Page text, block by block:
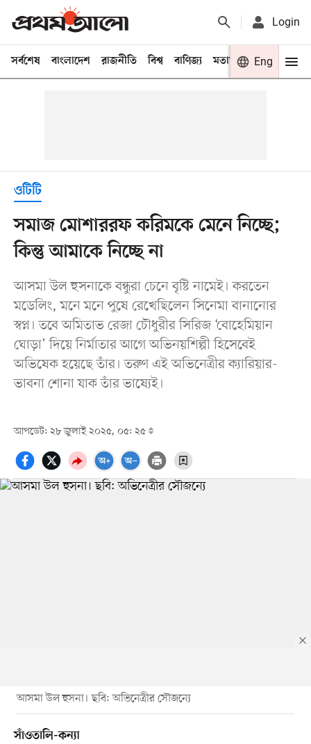
Login
সর্বশেষ বাংলাদেশ রাজনীতি বিশ্ব বাণিজ্য মতামত খেলা
Eng
ওটিটি
সমাজ মোশাররফ করিমকে মেনে নিচ্ছে;
কিন্তু আমাকে নিচ্ছে না
আসমা উল হুসনাকে বন্ধুরা চেনে বৃষ্টি নামেই। করতেন
মডেলিং, মনে মনে পুষে রেখেছিলেন সিনেমা বানানোর
স্বপ্ন। তবে অমিতাভ রেজা চৌধুরীর সিরিজ ‘বোহেমিয়ান
ঘোড়া’ দিয়ে নির্মাতার আগে অভিনয়শিল্পী হিসেবেই
অভিষেক হয়েছে তাঁর। তরুণ এই অভিনেত্রীর ক্যারিয়ার-
ভাবনা শোনা যাক তাঁর ভাষ্যেই।
আপডেট: ২৮ জুলাই ২০২৫, ০৫: ২৫
আসমা উল হুসনা। ছবি: অভিনেত্রীর সৌজন্যে
সাঁওতালি-কন্যা